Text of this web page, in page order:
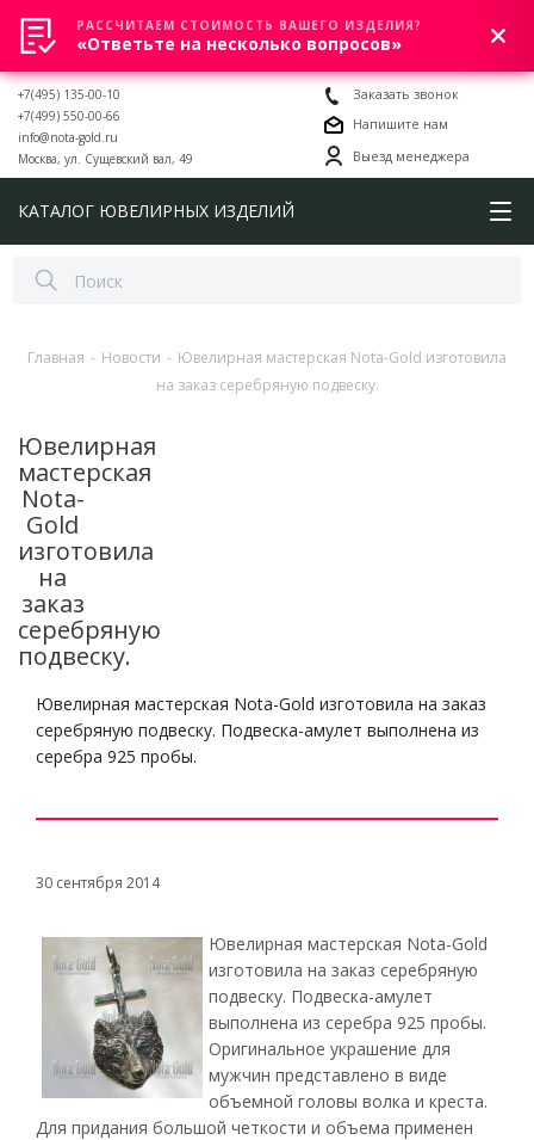
0
+7(495) 135-00-10
+7(499) 550-00-66
info@nota-gold.ru
Москва, ул. Сущевский вал, 49
Заказать звонок
Напишите нам
Выезд менеджера
КАТАЛОГ ЮВЕЛИРНЫХ ИЗДЕЛИЙ
Главная - Новости - Ювелирная мастерская Nota-Gold изготовила
на заказ серебряную подвеску.
Ювелирная
мастерская
Nota-
Gold
изготовила
на
заказ
серебряную
подвеску.
Ювелирная мастерская Nota-Gold изготовила на заказ
серебряную подвеску. Подвеска-амулет выполнена из
серебра 925 пробы.
30 сентября 2014
Ювелирная мастерская Nota-Gold
изготовила на заказ серебряную
подвеску. Подвеска-амулет
выполнена из серебра 925 пробы.
Оригинальное украшение для
мужчин представлено в виде
объемной головы волка и креста.
Для придания большой четкости и объема применен
РАССЧИТАЕМ СТОИМОСТЬ ВАШЕГО ИЗДЕЛИЯ?
«Ответьте на несколько вопросов»